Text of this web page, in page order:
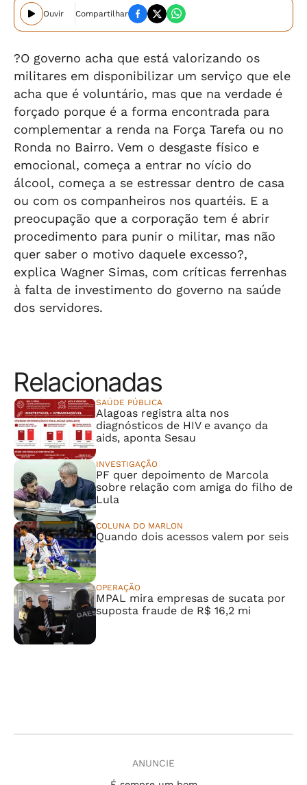
Ouvir Compartilhar
?O governo acha que está valorizando os
militares em disponibilizar um serviço que ele
acha que é voluntário, mas que na verdade é
forçado porque é a forma encontrada para
complementar a renda na Força Tarefa ou no
Ronda no Bairro. Vem o desgaste físico e
emocional, começa a entrar no vício do
álcool, começa a se estressar dentro de casa
ou com os companheiros nos quartéis. E a
preocupação que a corporação tem é abrir
procedimento para punir o militar, mas não
quer saber o motivo daquele excesso?,
explica Wagner Simas, com críticas ferrenhas
à falta de investimento do governo na saúde
dos servidores.
Relacionadas
SAÚDE PÚBLICA
Alagoas registra alta nos
diagnósticos de HIV e avanço da
aids, aponta Sesau
INVESTIGAÇÃO
PF quer depoimento de Marcola
sobre relação com amiga do filho de
Lula
COLUNA DO MARLON
Quando dois acessos valem por seis
OPERAÇÃO
MPAL mira empresas de sucata por
suposta fraude de R$ 16,2 mi
ANUNCIE